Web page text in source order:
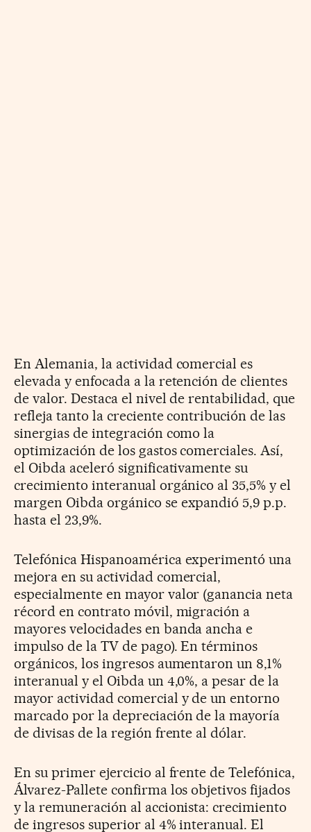
En Alemania, la actividad comercial es
elevada y enfocada a la retención de clientes
de valor. Destaca el nivel de rentabilidad, que
refleja tanto la creciente contribución de las
sinergias de integración como la
optimización de los gastos comerciales. Así,
el Oibda aceleró significativamente su
crecimiento interanual orgánico al 35,5% y el
margen Oibda orgánico se expandió 5,9 p.p.
hasta el 23,9%.
Telefónica Hispanoamérica experimentó una
mejora en su actividad comercial,
especialmente en mayor valor (ganancia neta
récord en contrato móvil, migración a
mayores velocidades en banda ancha e
impulso de la TV de pago). En términos
orgánicos, los ingresos aumentaron un 8,1%
interanual y el Oibda un 4,0%, a pesar de la
mayor actividad comercial y de un entorno
marcado por la depreciación de la mayoría
de divisas de la región frente al dólar.
En su primer ejercicio al frente de Telefónica,
Álvarez-Pallete confirma los objetivos fijados
y la remuneración al accionista: crecimiento
de ingresos superior al 4% interanual. El